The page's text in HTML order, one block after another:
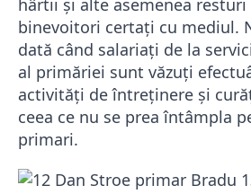
hârtii și alte asemenea
binevoitori certați cu mediul.
dată când salariați de la
al primăriei sunt văzuți
activități de întreținere și
ceea ce nu se prea întâmpla
primari.